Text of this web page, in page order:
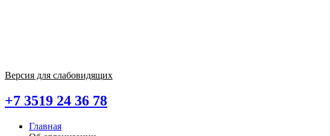
Версия для слабовидящих
+7 3519 24 36 78
Главная